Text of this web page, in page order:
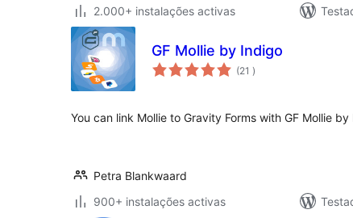
2.000+ instalações activas
GF Mollie by Indigo
(21 classificações
)
You can link Mollie to Gravity Forms with GF Mollie by
Petra Blankwaard
900+ instalações activas